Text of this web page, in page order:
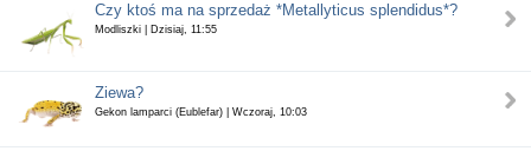
Czy ktoś ma na sprzedaż *Metallyticus splendidus*?
Modliszki | Dzisiaj, 11:55
Ziewa?
Gekon lamparci (Eublefar) | Wczoraj, 10:03